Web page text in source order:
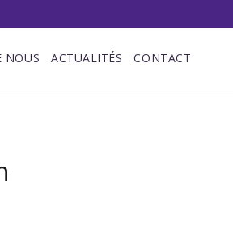
NOUS ACTUALITÉS CONTACT